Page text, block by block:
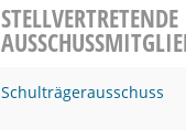
STELLVERTRETENDE
Schulträgerausschuss